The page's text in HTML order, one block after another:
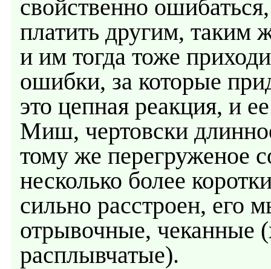
свойственно
платить другим,
и им тогда тоже
ошибки, за которые
это цепная реакция, и
Миш, чертовски
тому же перегруженое
несколько более
сильно расстроен, его
отрывочные, чеканные
расплывчатые).